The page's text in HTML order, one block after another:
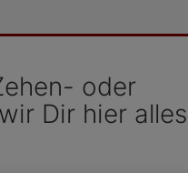
oder
Dir hier alles